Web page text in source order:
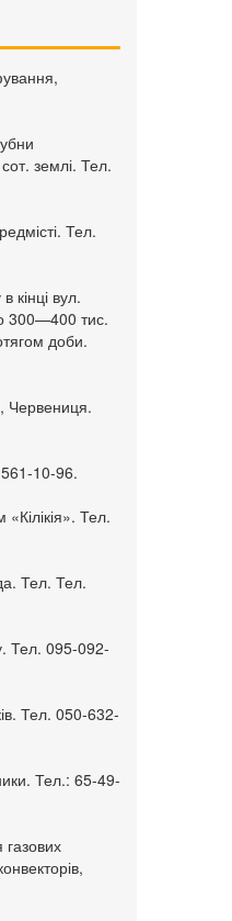
сот. землі. Тел.
Тел.
кінці вул.
300—400 тис.
доби.
Червениця.
10-96.
Тел.
Тел. Тел.
Тел. 095-092-
Тел. 050-632-
Тел.: 65-49-